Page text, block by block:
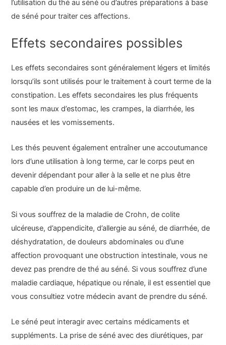
l’utilisation du thé au séné ou d’autres préparations à base
de séné pour traiter ces affections.
Effets secondaires possibles
Les effets secondaires sont généralement légers et limités
lorsqu’ils sont utilisés pour le traitement à court terme de la
constipation. Les effets secondaires les plus fréquents
sont les maux d’estomac, les crampes, la diarrhée, les
nausées et les vomissements.
Les thés peuvent également entraîner une accoutumance
lors d’une utilisation à long terme, car le corps peut en
devenir dépendant pour aller à la selle et ne plus être
capable d’en produire un de lui-même.
Si vous souffrez de la maladie de Crohn, de colite
ulcéreuse, d’appendicite, d’allergie au séné, de diarrhée, de
déshydratation, de douleurs abdominales ou d’une
affection provoquant une obstruction intestinale, vous ne
devez pas prendre de thé au séné. Si vous souffrez d’une
maladie cardiaque, hépatique ou rénale, il est essentiel que
vous consultiez votre médecin avant de prendre du séné.
Le séné peut interagir avec certains médicaments et
suppléments. La prise de séné avec des diurétiques, par